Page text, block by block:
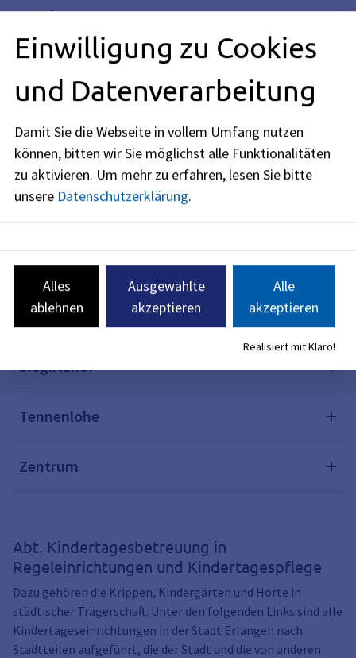
Bruck
Büchenbach
Frauenaurach
Röthelheim
Sebaldus
Sieglitzhof
Tennenlohe
Zentrum
Abt. Kindertagesbetreuung in
Regeleinrichtungen und Kindertagespflege
Dazu gehören die Krippen, Kindergärten und Horte in
städtischer Trägerschaft. Unter den folgenden Links sind alle
Kindertageseinrichtungen in der Stadt Erlangen nach
Stadtteilen aufgeführt, die der Stadt und die von anderen
Einwilligung zu Cookies
und Datenverarbeitung
Damit Sie die Webseite in vollem Umfang nutzen
können, bitten wir Sie möglichst alle Funktionalitäten
zu aktivieren. Um mehr zu erfahren, lesen Sie bitte
unsere Datenschutzerklärung.
Alles
ablehnen
Ausgewählte
akzeptieren
Alle
akzeptieren
Realisiert mit Klaro!